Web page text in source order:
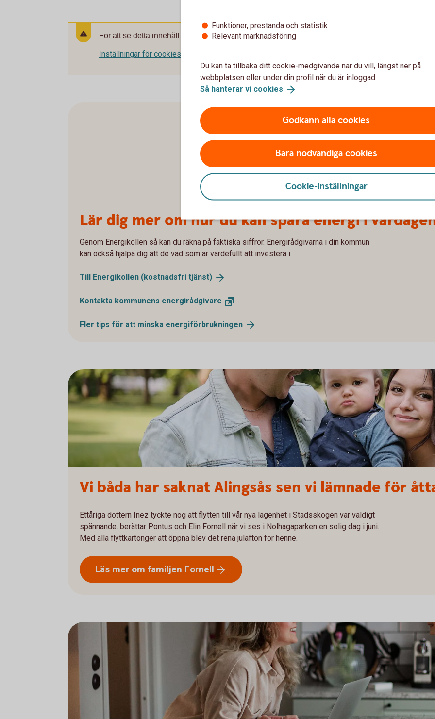
För att se detta innehåll behöver du först godkänna cookies för Funktioner, prestanda och statistik.
Inställningar för cookies
Lär dig mer om hur du kan spara energi i
Genom Energikollen så kan du räkna på faktiska siffror. Energirådgivarna i din kommun
kan också hjälpa dig att de vad som är värdefullt att investera i.
Till Energikollen (kostnadsfri tjänst)
Kontakta kommunens energirådgivare
Fler tips för att minska energiförbrukningen
Tips!
Vi båda har saknat Alingsås sen vi lämnade för
Ettåriga dottern Inez tyckte nog att flytten till vår nya lägenhet i Stadsskogen var väldigt
spännande, berättar Pontus och Elin Fornell när vi ses i Nolhagaparken en solig dag i juni.
Med alla flyttkartonger att öppna blev det rena julafton för henne.
Läs mer om familjen Fornell
Funktioner, prestanda och statistik
Relevant marknadsföring
Du kan ta tillbaka ditt cookie-medgivande när du vill, längst ner på
webbplatsen eller under din profil när du är inloggad.
Så hanterar vi cookies
Godkänn alla cookies
Bara nödvändiga cookies
Cookie-inställningar